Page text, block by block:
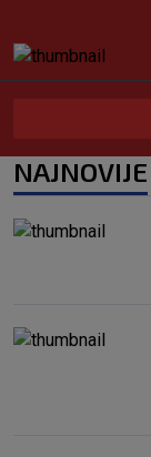
NAJNOVIJE